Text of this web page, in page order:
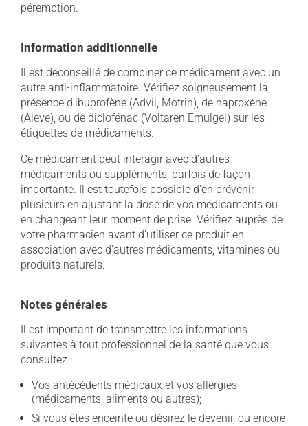
péremption.
Information additionnelle
Il est déconseillé de combiner ce médicament avec un
autre anti-inflammatoire. Vérifiez soigneusement la
présence d'ibuprofène (Advil, Motrin), de naproxène
(Aleve), ou de diclofénac (Voltaren Emulgel) sur les
étiquettes de médicaments.
Ce médicament peut interagir avec d'autres
médicaments ou suppléments, parfois de façon
importante. Il est toutefois possible d'en prévenir
plusieurs en ajustant la dose de vos médicaments ou
en changeant leur moment de prise. Vérifiez auprès de
votre pharmacien avant d'utiliser ce produit en
association avec d'autres médicaments, vitamines ou
produits naturels.
Notes générales
Il est important de transmettre les informations
suivantes à tout professionnel de la santé que vous
consultez :
Vos antécédents médicaux et vos allergies
(médicaments, aliments ou autres);
Si vous êtes enceinte ou désirez le devenir, ou encore